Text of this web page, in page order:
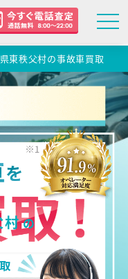
東秩父村の事故車買取
村の